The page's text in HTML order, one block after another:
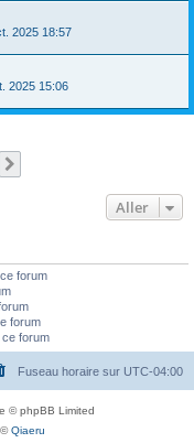
2025 18:57
2025 15:06
Aller
forum
forum
forum
Fuseau horaire sur UTC-04:00
© phpBB Limited
©Qiaeru